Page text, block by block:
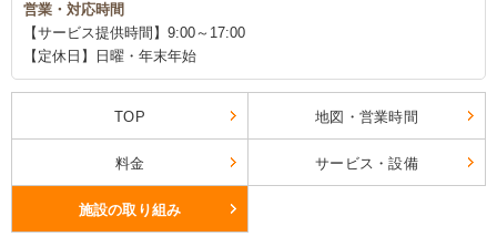
営業・対応時間
【サービス提供時間】9:00～17:00
【定休日】日曜・年末年始
TOP 地図・営業時間
料金 サービス・設備
施設の取り組み